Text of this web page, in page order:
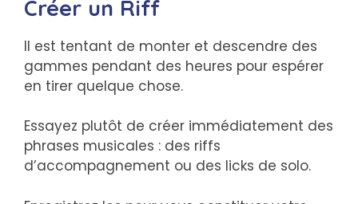
Créer un Riff
Il est tentant de monter et descendre des
gammes pendant des heures pour espérer
en tirer quelque chose.
Essayez plutôt de créer immédiatement des
phrases musicales : des riffs
d’accompagnement ou des licks de solo.